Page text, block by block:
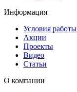
Информация
Условия работы
Акции
Проекты
Видео
Статьи
О компании